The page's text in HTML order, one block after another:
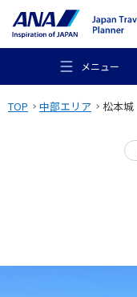
メニュー
TOP 中部エリア 松本城